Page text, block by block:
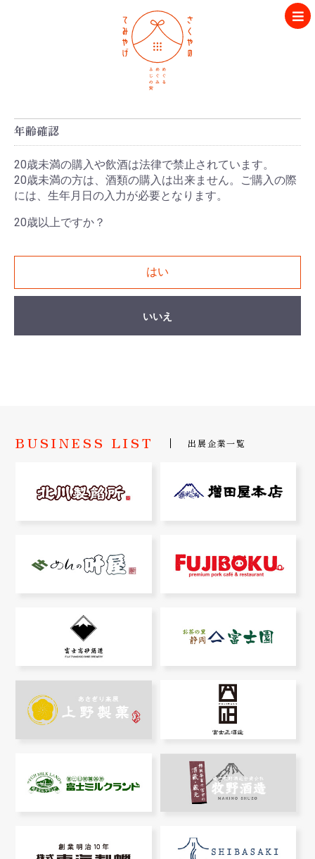
年齢確認
20歳未満の購入や飲酒は法律で禁止されています。
20歳未満の方は、酒類の購入は出来ません。ご購入の際
には、生年月日の入力が必要となります。
20歳以上ですか？
はい
いいえ
BUSINESS LIST 出展企業一覧